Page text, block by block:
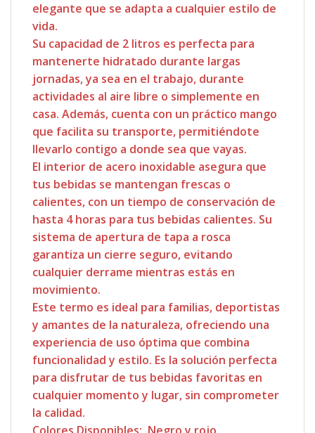
elegante que se adapta a cualquier estilo de
vida.
Su capacidad de 2 litros es perfecta para
mantenerte hidratado durante largas
jornadas, ya sea en el trabajo, durante
actividades al aire libre o simplemente en
casa. Además, cuenta con un práctico mango
que facilita su transporte, permitiéndote
llevarlo contigo a donde sea que vayas.
El interior de acero inoxidable asegura que
tus bebidas se mantengan frescas o
calientes, con un tiempo de conservación de
hasta 4 horas para tus bebidas calientes. Su
sistema de apertura de tapa a rosca
garantiza un cierre seguro, evitando
cualquier derrame mientras estás en
movimiento.
Este termo es ideal para familias, deportistas
y amantes de la naturaleza, ofreciendo una
experiencia de uso óptima que combina
funcionalidad y estilo. Es la solución perfecta
para disfrutar de tus bebidas favoritas en
cualquier momento y lugar, sin comprometer
la calidad.